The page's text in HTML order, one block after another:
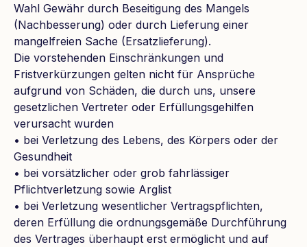
Wahl Gewähr durch Beseitigung des Mangels
(Nachbesserung) oder durch Lieferung einer
mangelfreien Sache (Ersatzlieferung).
Die vorstehenden Einschränkungen und
Fristverkürzungen gelten nicht für Ansprüche
aufgrund von Schäden, die durch uns, unsere
gesetzlichen Vertreter oder Erfüllungsgehilfen
verursacht wurden
• bei Verletzung des Lebens, des Körpers oder der
Gesundheit
• bei vorsätzlicher oder grob fahrlässiger
Pflichtverletzung sowie Arglist
• bei Verletzung wesentlicher Vertragspflichten,
deren Erfüllung die ordnungsgemäße Durchführung
des Vertrages überhaupt erst ermöglicht und auf